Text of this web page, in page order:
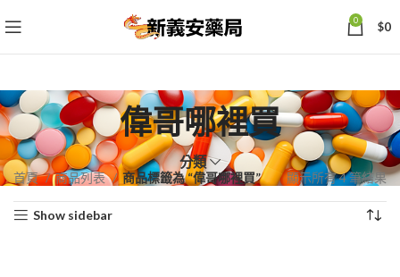
0 $0
偉哥哪裡買
分類
首頁 商品列表 商品標籤為 “偉哥哪裡買” 顯示所有 4 筆結果依
Show sidebar